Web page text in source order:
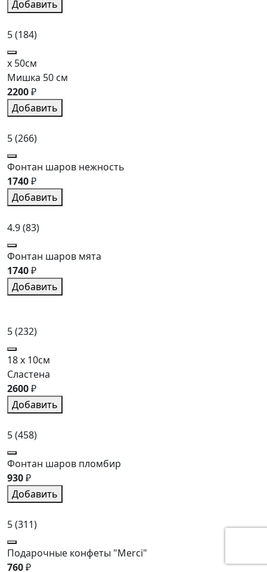
Добавить
5(184)
x 50см
Мишка 50 см
2200₽
Добавить
5(266)
Фонтан шаров нежность
1740₽
Добавить
4.9(83)
Фонтан шаров мята
1740₽
Добавить
5(232)
18 x 10см
Сластена
2600₽
Добавить
5(458)
Фонтан шаров пломбир
930₽
Добавить
5(311)
Подарочные конфеты "Merci"
760₽